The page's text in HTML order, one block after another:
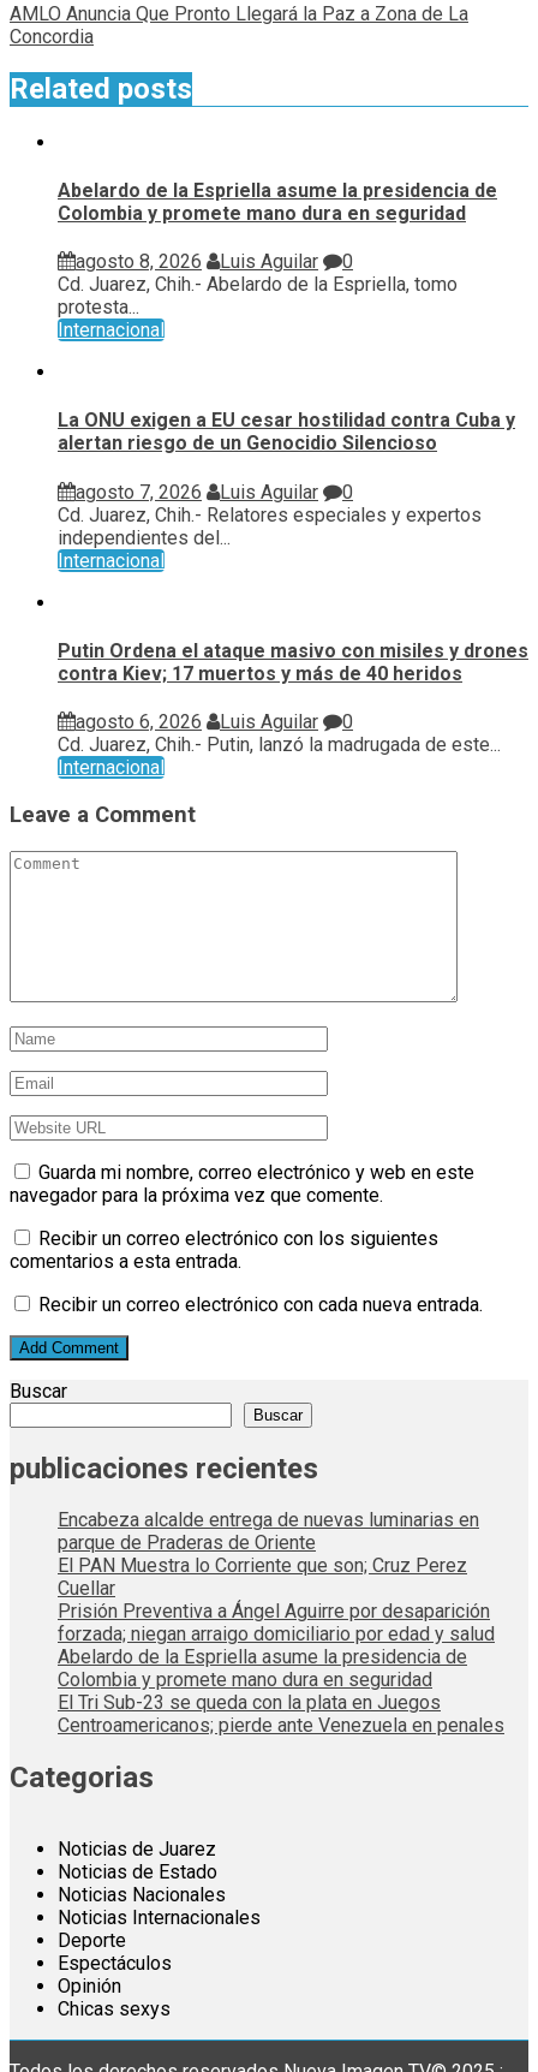
AMLO Anuncia Que Pronto Llegará la Paz a Zona de La
Concordia
Related posts
Abelardo de la Espriella asume la presidencia de
Colombia y promete mano dura en seguridad
agosto 8, 2026 Luis Aguilar
0
Cd. Juarez, Chih.- Abelardo de la Espriella, tomo
protesta...
Internacional
La ONU exigen a EU cesar hostilidad contra Cuba y
alertan riesgo de un Genocidio Silencioso
agosto 7, 2026 Luis Aguilar
0
Cd. Juarez, Chih.- Relatores especiales y expertos
independientes del...
Internacional
Putin Ordena el ataque masivo con misiles y drones
contra Kiev; 17 muertos y más de 40 heridos
agosto 6, 2026 Luis Aguilar
0
Cd. Juarez, Chih.- Putin, lanzó la madrugada de este...
Internacional
Leave a Comment
Guarda mi nombre, correo electrónico y web en este
navegador para la próxima vez que comente.
Recibir un correo electrónico con los siguientes
comentarios a esta entrada.
Recibir un correo electrónico con cada nueva entrada.
Buscar
Buscar
publicaciones recientes
Encabeza alcalde entrega de nuevas luminarias en
parque de Praderas de Oriente
El PAN Muestra lo Corriente que son; Cruz Perez
Cuellar
Prisión Preventiva a Ángel Aguirre por desaparición
forzada; niegan arraigo domiciliario por edad y salud
Abelardo de la Espriella asume la presidencia de
Colombia y promete mano dura en seguridad
El Tri Sub-23 se queda con la plata en Juegos
Centroamericanos; pierde ante Venezuela en penales
Categorias
Noticias de Juarez
Noticias de Estado
Noticias Nacionales
Noticias Internacionales
Deporte
Espectáculos
Opinión
Chicas sexys